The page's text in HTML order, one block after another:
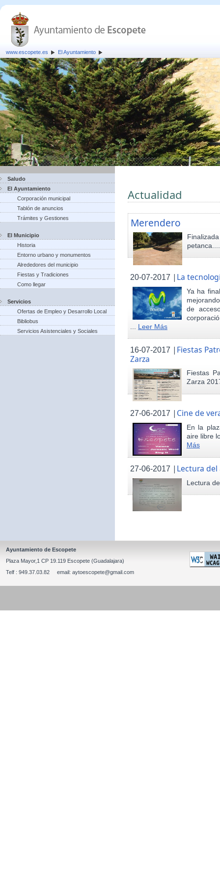
www.escopete.es El Ayuntamiento
Saludo
El Ayuntamiento
Corporación municipal
Tablón de anuncios
Trámites y Gestiones
El Municipio
Historia
Entorno urbano y monumentos
Alrededores del municipio
Fiestas y Tradiciones
Como llegar
Servicios
Ofertas de Empleo y Desarrollo Local
Bibliobus
Servicios Asistenciales y Sociales
Actualidad
Merendero
20-07-2017 | La
Ya ha
de
Leer Más
16-07-2017 | Fiestas
Zarza
Fiestas
Zarza
27-06-2017 | Cine de
En la
aire libre
Más
27-06-2017 | Lectura del
Lectura
Ayuntamiento de Escopete
Plaza Mayor,1 CP 19.119 Escopete (Guadalajara)
Telf : 949.37.03.82 email: aytoescopete@gmail.com